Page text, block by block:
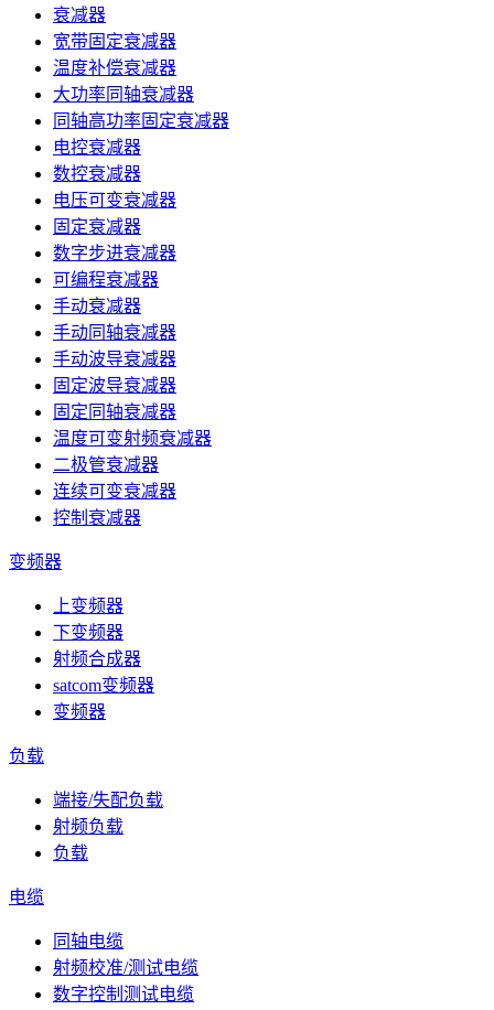
衰减器
宽带固定衰减器
温度补偿衰减器
大功率同轴衰减器
同轴高功率固定衰减器
电控衰减器
数控衰减器
电压可变衰减器
固定衰减器
数字步进衰减器
可编程衰减器
手动衰减器
手动同轴衰减器
手动波导衰减器
固定波导衰减器
固定同轴衰减器
温度可变射频衰减器
二极管衰减器
连续可变衰减器
控制衰减器
变频器
上变频器
下变频器
射频合成器
satcom变频器
变频器
负载
端接/失配负载
射频负载
负载
电缆
同轴电缆
射频校准/测试电缆
数字控制测试电缆